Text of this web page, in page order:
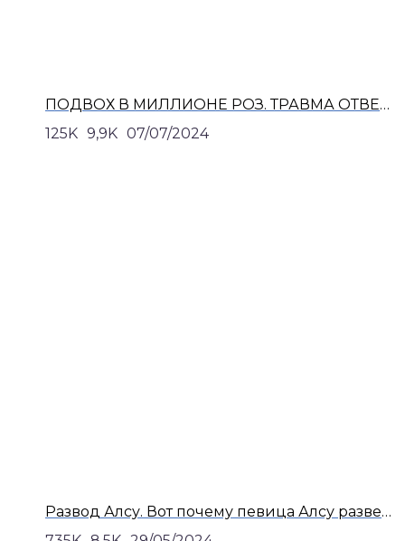
ПОДВОХ В МИЛЛИОНЕ РОЗ. ТРАВМА ОТВЕРЖЕНИЯ. АЛСУ И ЯН АБРАМОВ.
125K 9,9K 07/07/2024
Развод Алсу. Вот почему певица Алсу развелась с мужем- Яном Абрамовым